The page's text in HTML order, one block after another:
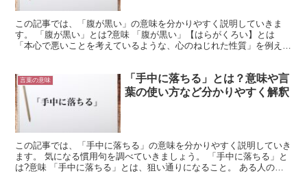
この記事では、「腹が黒い」の意味を分かりやすく説明していきま
す。 「腹が黒い」とは?意味 「腹が黒い」【はらがくろい】とは
「本心で悪いことを考えているような、心のねじれた性質」を例えた
言葉の意味
「手中に落ちる」とは？意味や言
葉の使い方など分かりやすく解釈
この記事では、「手中に落ちる」の意味を分かりやすく説明していき
ます。 気になる慣用句を調べていきましょう。 「手中に落ちる」と
は?意味 「手中に落ちる」とは、狙い通りになること。 ある人の手